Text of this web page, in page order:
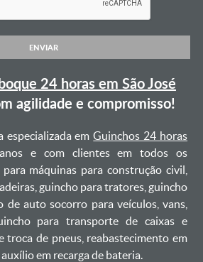
ENVIAR
24 horas em São José
agilidade e compromisso!
especializada emGuinchos 24 horas
e com clientes em todos os
máquinas para construção civil,
guincho para tratores, guincho
de auto socorro para veículos, vans,
para transporte de caixas e
troca de pneus, reabastecimento em
em recarga de bateria. ㅤㅤ